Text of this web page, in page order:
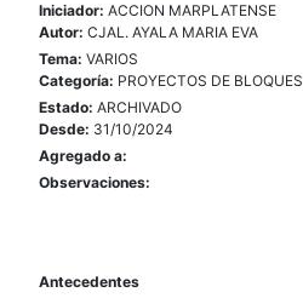
Iniciador: ACCION MARPLATENSE
Autor: CJAL. AYALA MARIA EVA
Tema: VARIOS
Categoría: PROYECTOS DE BLOQUES
Estado: ARCHIVADO
Desde: 31/10/2024
Agregado a:
Observaciones:
Antecedentes